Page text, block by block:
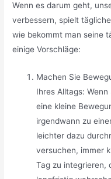
Wenn es darum geht,
verbessern, spielt
wie bekommt man seine
einige Vorschläge:
Machen Sie
Ihres Alltags:
eine kleine
irgendwann zu
leichter dazu
versuchen, immer
Tag zu integrieren,